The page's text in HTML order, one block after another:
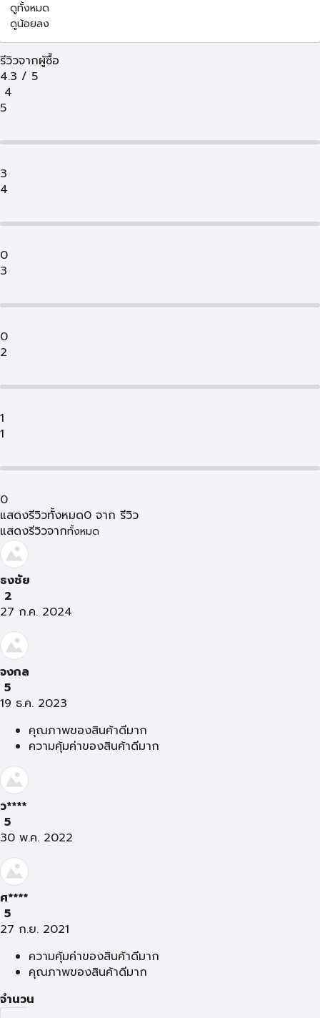
ดูทั้งหมด
ดูน้อยลง
รีวิวจากผู้ซื้อ
4.3 / 5
4
5
3
4
0
3
0
2
1
1
0
แสดงรีวิวทั้งหมด0 จาก รีวิว
แสดงรีวิวจากทั้งหมด
ธงชัย
2
27 ก.ค. 2024
จงกล
5
19 ธ.ค. 2023
คุณภาพของสินค้าดีมาก
ความคุ้มค่าของสินค้าดีมาก
ว****
5
30 พ.ค. 2022
ศ****
5
27 ก.ย. 2021
ความคุ้มค่าของสินค้าดีมาก
คุณภาพของสินค้าดีมาก
จำนวน